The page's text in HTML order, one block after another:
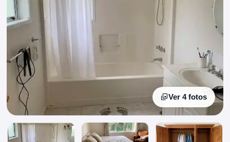
Ver 4 fotos